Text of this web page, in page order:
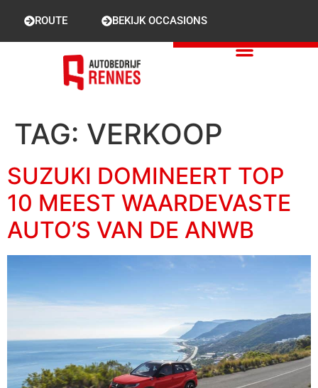
ROUTE BEKIJK OCCASIONS
TAG: VERKOOP
SUZUKI DOMINEERT TOP
10 MEEST WAARDEVASTE
AUTO’S VAN DE ANWB